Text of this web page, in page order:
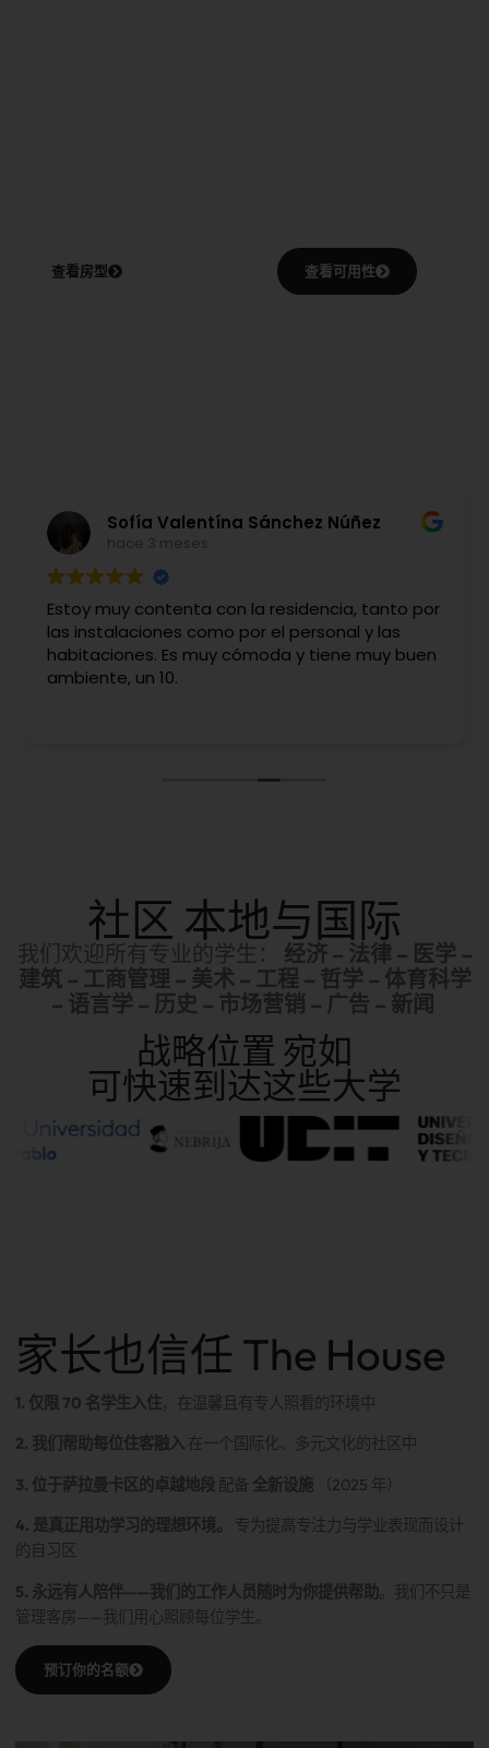
查看房型 查看可用性
Sofía Valentína Sánchez Núñez
hace 3 meses
Estoy muy contenta con la residencia, tanto por
las instalaciones como por el personal y las
habitaciones. Es muy cómoda y tiene muy buen
ambiente, un 10.
社区 本地与国际
我们欢迎所有专业的学生： 经济 – 法律 – 医学 –
建筑 – 工商管理 – 美术 – 工程– 哲学 – 体育科学
– 语言学 – 历史 – 市场营销 – 广告 – 新闻
战略位置 宛如
可快速到达这些大学
家长也信任 The House
1. 仅限 70 名学生入住，在温馨且有专人照看的环境中
2. 我们帮助每位住客融入 在一个国际化、多元文化的社区中
3. 位于萨拉曼卡区的卓越地段 配备 全新设施 （2025 年）
4. 是真正用功学习的理想环境。
专为提高专注力与学业表现而设计
的自习区
5. 永远有人陪伴——我们的工作人员随时为你提供帮助 。我们不只是
管理客房——我们用心照顾每位学生。
预订你的名额